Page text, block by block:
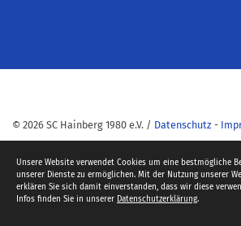
© 2026 SC Hainberg 1980 e.V. / Datenschutz -
Unsere Website verwendet Cookies um eine bestmögliche
unserer Dienste zu ermöglichen. Mit der Nutzung unserer
erklären Sie sich damit einverstanden, dass wir diese
Infos finden Sie in unserer Datenschutzerklärung.